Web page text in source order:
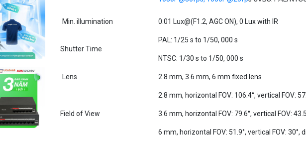
0.01 Lux@(F1.2, AGC ON), 0 Lux with IR
PAL: 1/25 s to 1/50, 000 s
NTSC: 1/30 s to 1/50, 000 s
2.8 mm, 3.6 mm, 6 mm fixed lens
2.8 mm, horizontal FOV: 106.4°, vertical FOV:
3.6 mm, horizontal FOV: 79.6°, vertical FOV:
6 mm, horizontal FOV: 51.9°, vertical FOV: 30°,
M12